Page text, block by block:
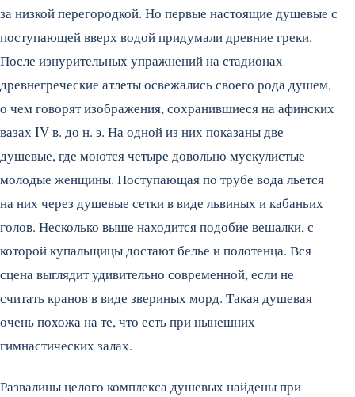
за низкой перегородкой. Но первые настоящие душевые с
поступающей вверх водой придумали древние греки.
После изнурительных упражнений на стадионах
древнегреческие атлеты освежались своего рода душем,
о чем говорят изображения, сохранившиеся на афинских
вазах IV в. до н. э. На одной из них показаны две
душевые, где моются четыре довольно мускулистые
молодые женщины. Поступающая по трубе вода льется
на них через душевые сетки в виде львиных и кабаньих
голов. Несколько выше находится подобие вешалки, с
которой купальщицы достают белье и полотенца. Вся
сцена выглядит удивительно современной, если не
считать кранов в виде звериных морд. Такая душевая
очень похожа на те, что есть при нынешних
гимнастических залах.
Развалины целого комплекса душевых найдены при